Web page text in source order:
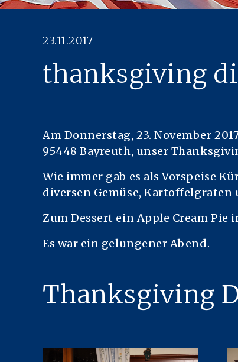
23.11.2017
thanksgiving
Am Donnerstag, 23. November
95448 Bayreuth, unser
Wie immer gab es als Vorspeise
diversen Gemüse,
Zum Dessert ein Apple Cream Pie
Es war ein gelungener Abend.
Thanksgiving